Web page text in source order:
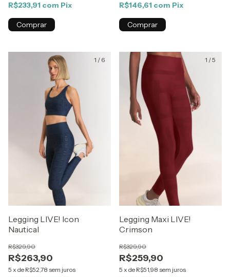
R$233,91 com Pix
Comprar
R$146,61 com Pix
Comprar
1 / 6
Legging LIVE! Icon
Nautical
R$263,90
R$329,90
5 x de R$52,78 sem juros
1 /5
Legging Maxi LIVE!
Crimson
R$259,90
R$329,90
5 x de R$51,98 sem juros